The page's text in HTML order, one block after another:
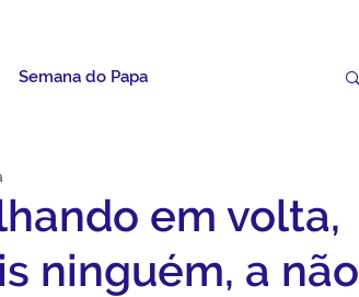
Semana do Papa
Artigos Avisos da Paróquia
em volta,
ninguém, a não